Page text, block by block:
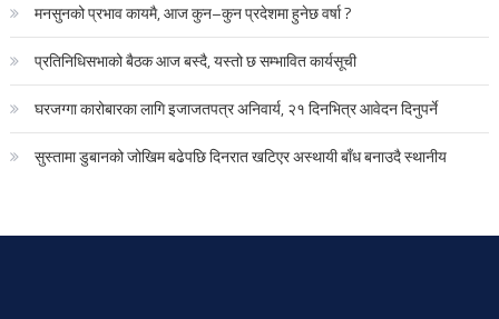
मनसुनको प्रभाव कायमै, आज कुन–कुन प्रदेशमा हुनेछ वर्षा ?
प्रतिनिधिसभाको बैठक आज बस्दै, यस्तो छ सम्भावित कार्यसूची
घरजग्गा कारोबारका लागि इजाजतपत्र अनिवार्य, २१ दिनभित्र आवेदन दिनुपर्ने
सुस्तामा डुबानको जोखिम बढेपछि दिनरात खटिएर अस्थायी बाँध बनाउदै स्थानीय